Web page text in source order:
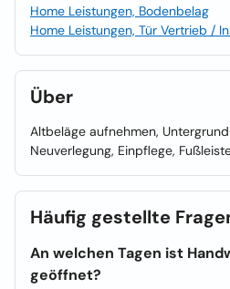
Home Leistungen, Bodenbelag
Home Leistungen, Tür Vertrieb /
Über
Altbeläge aufnehmen,
Neuverlegung, Einpflege,
Häufig gestellte
An welchen Tagen ist
geöffnet?